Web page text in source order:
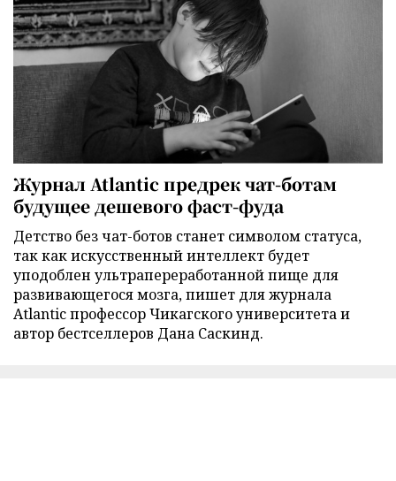
Журнал Atlantic предрек чат-ботам
будущее дешевого фаст-фуда
Детство без чат-ботов станет символом статуса,
так как искусственный интеллект будет
уподоблен ультрапереработанной пище для
развивающегося мозга, пишет для журнала
Atlantic профессор Чикагского университета и
автор бестселлеров Дана Саскинд.